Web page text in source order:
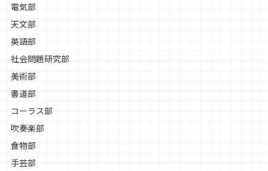
電気部
天文部
英語部
社会問題研究部
美術部
書道部
コーラス部
吹奏楽部
食物部
手芸部